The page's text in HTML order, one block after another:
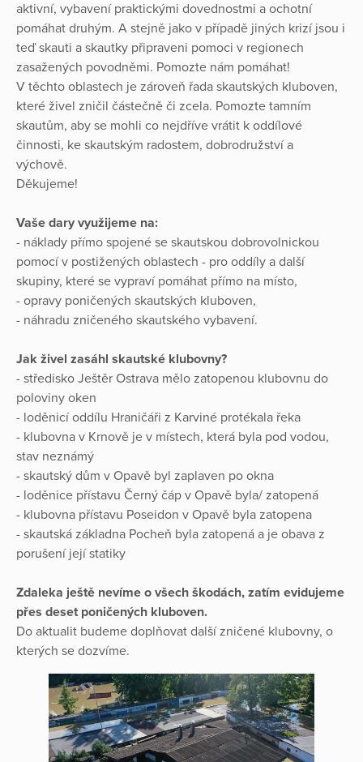
aktivní, vybavení praktickými dovednostmi a ochotní
pomáhat druhým. A stejně jako v případě jiných krizí jsou i
teď skauti a skautky připraveni pomoci v regionech
zasažených povodněmi. Pomozte nám pomáhat!
V těchto oblastech je zároveň řada skautských kluboven,
které živel zničil částečně či zcela. Pomozte tamním
skautům, aby se mohli co nejdříve vrátit k oddílové
činnosti, ke skautským radostem, dobrodružství a
výchově.
Děkujeme!
Vaše dary využijeme na:
- náklady přímo spojené se skautskou dobrovolnickou
pomocí v postižených oblastech - pro oddíly a další
skupiny, které se vypraví pomáhat přímo na místo,
- opravy poničených skautských kluboven,
- náhradu zničeného skautského vybavení.
Jak živel zasáhl skautské klubovny?
- středisko Ještěr Ostrava mělo zatopenou klubovnu do
poloviny oken
- loděnicí oddílu Hraničáři z Karviné protékala řeka
- klubovna v Krnově je v místech, která byla pod vodou,
stav neznámý
- skautský dům v Opavě byl zaplaven po okna
- loděnice přístavu Černý čáp v Opavě byla/ zatopená
- klubovna přístavu Poseidon v Opavě byla zatopena
- skautská základna Pocheň byla zatopená a je obava z
porušení její statiky
Zdaleka ještě nevíme o všech škodách, zatím evidujeme
přes deset poničených kluboven.
Do aktualit budeme doplňovat další zničené klubovny, o
kterých se dozvíme.